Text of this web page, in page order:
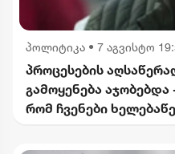
პოლიტიკა • 7 აგვისტო
პროცესების
გამოყენება
რომ ჩვენები